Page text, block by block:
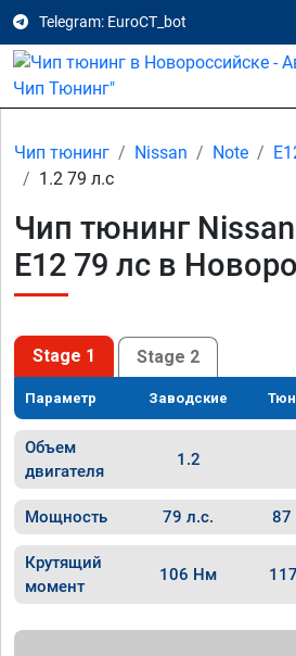
Telegram: EuroCT_bot
Чип тюнинг Nissan Note
1.2 79 л.с
Чип тюнинг
E12 79 лс в
Stage 1 Stage 2
Параметр Заводские
Объем
двигателя
1.2
Мощность 79 л.с. 87
Крутящий
момент
106 Нм